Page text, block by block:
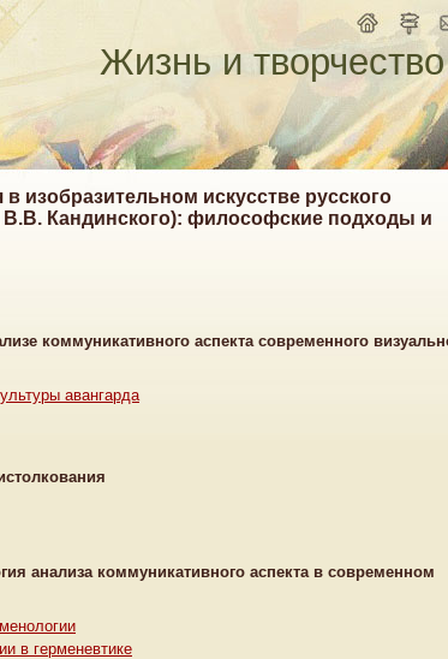
Жизнь и творчество
изобразительном искусстве русского
В.В. Кандинского): философские подходы и
коммуникативного аспекта современного
авангарда
анализа коммуникативного аспекта в современном
в герменевтике